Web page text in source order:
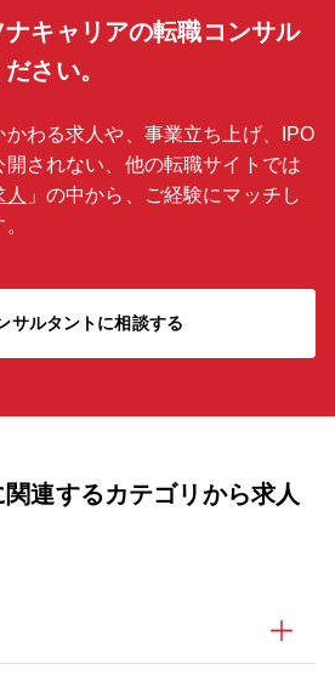
キャリアの転職コンサル
さい。
わる求人や、事業立ち上げ、IPO
されない、他の転職サイトでは
」の中から、ご経験にマッチし
サルタントに相談する
連するカテゴリから求人